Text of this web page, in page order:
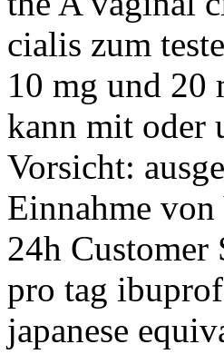
cialis zum
10 mg und 20
kann mit oder
Vorsicht:
Einnahme
24h
pro tag
japanese